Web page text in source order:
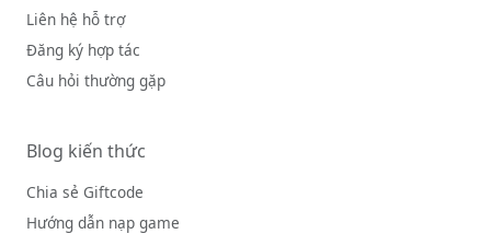
Liên hệ hỗ trợ
Đăng ký hợp tác
Câu hỏi thường gặp
Blog kiến thức
Chia sẻ Giftcode
Hướng dẫn nạp game